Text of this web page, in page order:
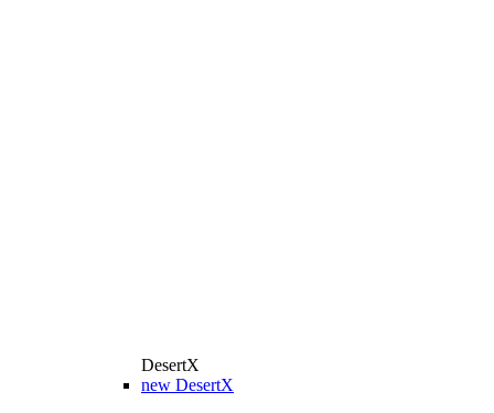
DesertX
new DesertX